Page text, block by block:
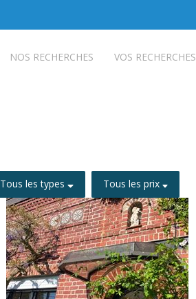
NOS RECHERCHES VOS RECHERCHES
Tous les types Tous les prix